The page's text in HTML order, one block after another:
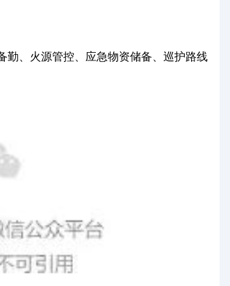
、火源管控、应急物资储备、巡护路线